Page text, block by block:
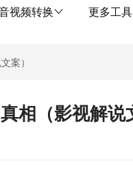
视频转换 更多工具
案）
相（影视解说